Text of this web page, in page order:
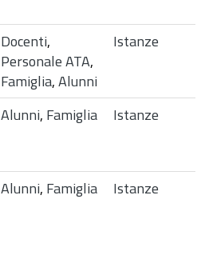
Docenti,
Personale ATA,
Famiglia,Alunni
Istanze
Alunni, Famiglia Istanze
Alunni, Famiglia Istanze